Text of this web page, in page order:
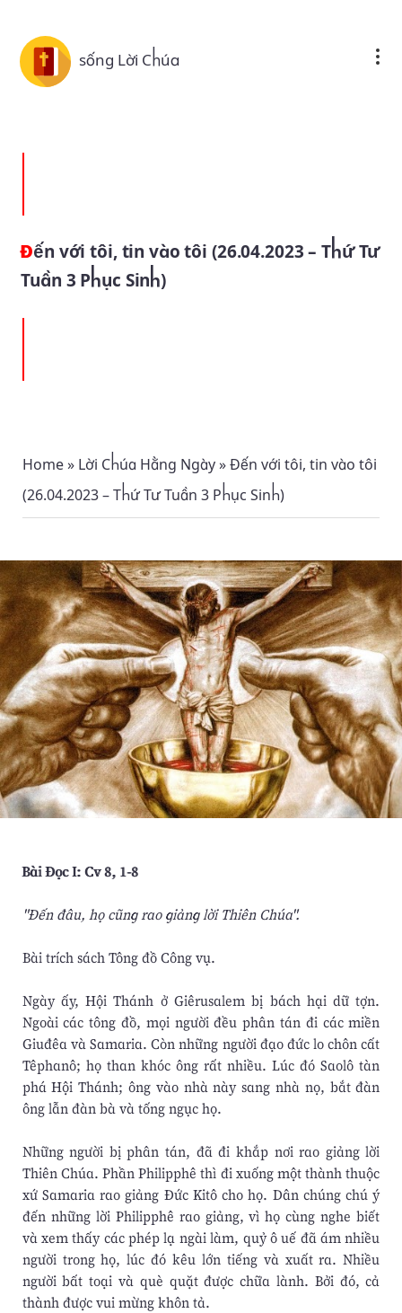
sống Lời Chúa
Đến với tôi, tin vào tôi (26.04.2023 – Thứ Tư
Tuần 3 Phục Sinh)
Home» Lời Chúa Hằng Ngày» Đến với tôi, tin vào tôi
(26.04.2023 – Thứ Tư Tuần 3 Phục Sinh)
Bài Ðọc I: Cv 8, 1-8
"Ðến đâu, họ cũng rao giảng lời Thiên Chúa".
Bài trích sách Tông đồ Công vụ.
Ngày ấy, Hội Thánh ở Giêrusalem bị bách hại dữ tợn.
Ngoài các tông đồ, mọi người đều phân tán đi các miền
Giuđêa và Samaria. Còn những người đạo đức lo chôn cất
Têphanô; họ than khóc ông rất nhiều. Lúc đó Saolô tàn
phá Hội Thánh; ông vào nhà này sang nhà nọ, bắt đàn
ông lẫn đàn bà và tống ngục họ.
Những người bị phân tán, đã đi khắp nơi rao giảng lời
Thiên Chúa. Phần Philipphê thì đi xuống một thành thuộc
xứ Samaria rao giảng Ðức Kitô cho họ. Dân chúng chú ý
đến những lời Philipphê rao giảng, vì họ cùng nghe biết
và xem thấy các phép lạ ngài làm, quỷ ô uế đã ám nhiều
người trong họ, lúc đó kêu lớn tiếng và xuất ra. Nhiều
người bất toại và què quặt được chữa lành. Bởi đó, cả
thành được vui mừng khôn tả.